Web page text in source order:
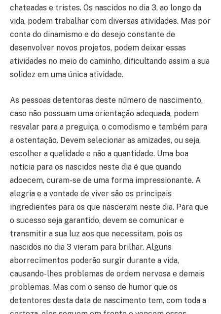
chateadas e tristes. Os nascidos no dia 3, ao longo da
vida, podem trabalhar com diversas atividades. Mas por
conta do dinamismo e do desejo constante de
desenvolver novos projetos, podem deixar essas
atividades no meio do caminho, dificultando assim a sua
solidez em uma única atividade.
As pessoas detentoras deste número de nascimento,
caso não possuam uma orientação adequada, podem
resvalar para a preguiça, o comodismo e também para
a ostentação. Devem selecionar as amizades, ou seja,
escolher a qualidade e não a quantidade. Uma boa
notícia para os nascidos neste dia é que quando
adoecem, curam-se de uma forma impressionante. A
alegria e a vontade de viver são os principais
ingredientes para os que nasceram neste dia. Para que
o sucesso seja garantido, devem se comunicar e
transmitir a sua luz aos que necessitam, pois os
nascidos no dia 3 vieram para brilhar. Alguns
aborrecimentos poderão surgir durante a vida,
causando-lhes problemas de ordem nervosa e demais
problemas. Mas com o senso de humor que os
detentores desta data de nascimento tem, com toda a